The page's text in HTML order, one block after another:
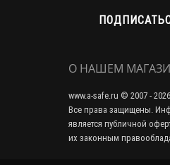
О НАШЕМ
www.a-safe.ru © 2007 - 2026
Все права защищены.
является публичной
их законным